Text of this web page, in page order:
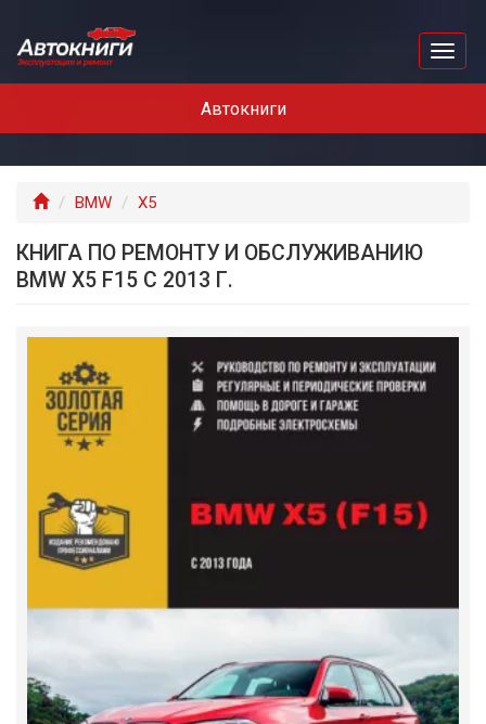
Автокниги
Главная
BMW X5
КНИГА ПО РЕМОНТУ И ОБСЛУЖИВАНИЮ
BMW X5 F15 С 2013 Г.